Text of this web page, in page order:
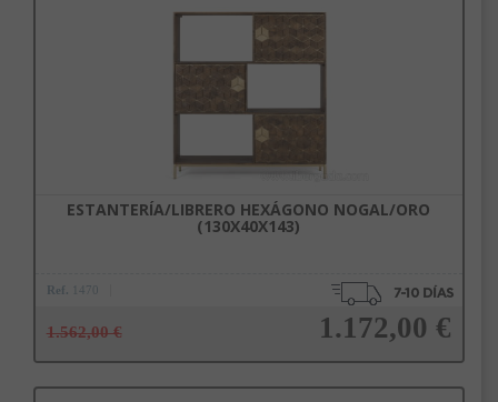
ESTANTERÍA/LIBRERO HEXÁGONO NOGAL/ORO
(130X40X143)
Ref. 1470
1.562,00 € 1.172,00 €